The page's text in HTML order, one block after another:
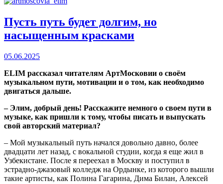
Пусть путь будет долгим, но
насыщенным красками
05.06.2025
ELIM рассказал читателям АртМосковии о своём
музыкальном пути, мотивации и о том, как необходимо
двигаться дальше.
– Элим, добрый день! Расскажите немного о своем пути в
музыке, как пришли к тому, чтобы писать и выпускать
свой авторский материал?
– Мой музыкальный путь начался довольно давно, более
двадцати лет назад, с вокальной студии, когда я еще жил в
Узбекистане. После я переехал в Москву и поступил в
эстрадно-джазовый колледж на Ордынке, из которого вышли
такие артисты, как Полина Гагарина, Дима Билан, Алексей